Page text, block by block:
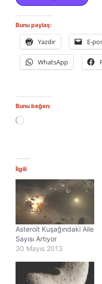
Bunu paylaş:
Yazdır E-
WhatsApp
Bunu beğen:
Y
n
o
r
.
İlgili
Asteroit Kuşağındaki Aile
Sayısı Artıyor
30 Mayıs 2013